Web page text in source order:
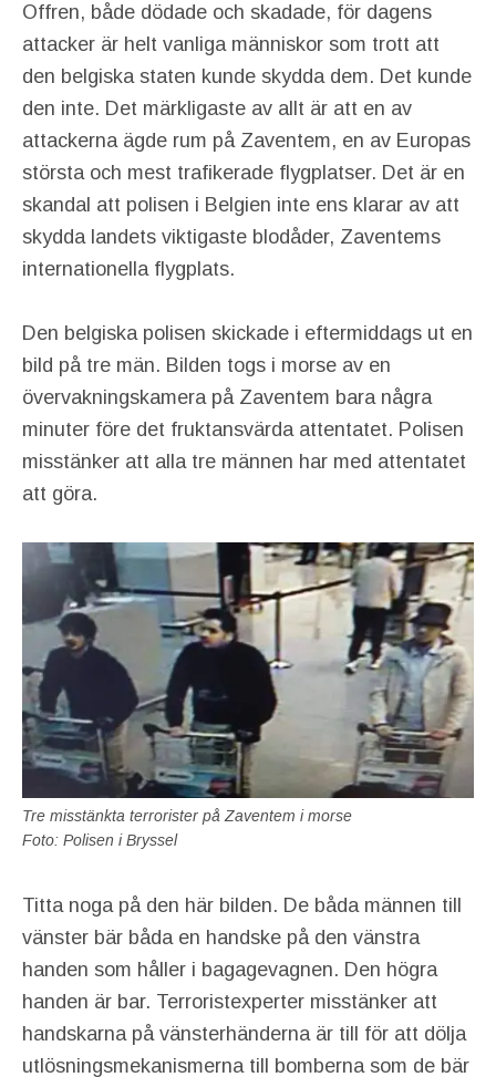
Offren, både dödade och skadade, för dagens
attacker är helt vanliga människor som trott att
den belgiska staten kunde skydda dem. Det kunde
den inte. Det märkligaste av allt är att en av
attackerna ägde rum på Zaventem, en av Europas
största och mest trafikerade flygplatser. Det är en
skandal att polisen i Belgien inte ens klarar av att
skydda landets viktigaste blodåder, Zaventems
internationella flygplats.
Den belgiska polisen skickade i eftermiddags ut en
bild på tre män. Bilden togs i morse av en
övervakningskamera på Zaventem bara några
minuter före det fruktansvärda attentatet. Polisen
misstänker att alla tre männen har med attentatet
att göra.
Tre misstänkta terrorister på Zaventem i morse
Foto: Polisen i Bryssel
Titta noga på den här bilden. De båda männen till
vänster bär båda en handske på den vänstra
handen som håller i bagagevagnen. Den högra
handen är bar. Terroristexperter misstänker att
handskarna på vänsterhänderna är till för att dölja
utlösningsmekanismerna till bomberna som de bär